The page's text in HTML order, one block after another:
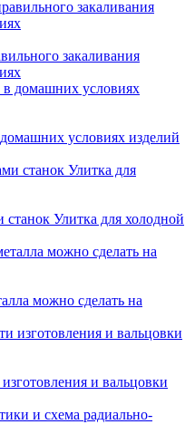
закаливания
условиях изделий
Улитка для холодной
можно сделать на
и вальцовки